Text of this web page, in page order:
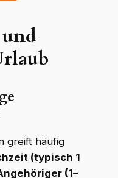
greift häufig
(typisch 1
(1–